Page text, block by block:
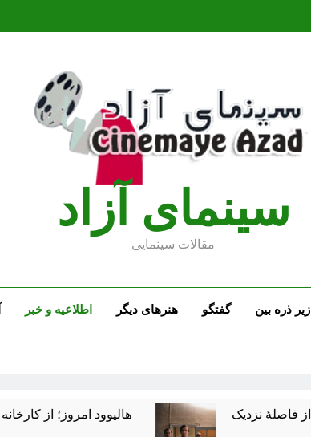
سينماى آزاد
مقالات سينمايى
زیر ذره بین گفتگو هنرهای دیگر اطلاعیه و خبر
هالیوود امروز؛ از کارخانه